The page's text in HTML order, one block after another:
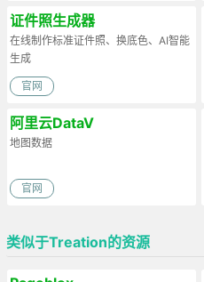
证件照生成器
在线制作标准证件照、换底色、AI智能
生成
官网
阿里云DataV
地图数据
官网
类似于Treation的资源